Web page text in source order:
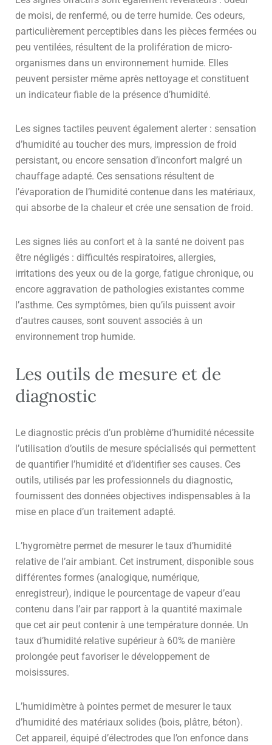
de moisi, de renfermé, ou de terre humide. Ces odeurs,
particulièrement perceptibles dans les pièces fermées ou
peu ventilées, résultent de la prolifération de micro-
organismes dans un environnement humide. Elles
peuvent persister même après nettoyage et constituent
un indicateur fiable de la présence d’humidité.
Les signes tactiles peuvent également alerter : sensation
d’humidité au toucher des murs, impression de froid
persistant, ou encore sensation d’inconfort malgré un
chauffage adapté. Ces sensations résultent de
l’évaporation de l’humidité contenue dans les matériaux,
qui absorbe de la chaleur et crée une sensation de froid.
Les signes liés au confort et à la santé ne doivent pas
être négligés : difficultés respiratoires, allergies,
irritations des yeux ou de la gorge, fatigue chronique, ou
encore aggravation de pathologies existantes comme
l’asthme. Ces symptômes, bien qu’ils puissent avoir
d’autres causes, sont souvent associés à un
environnement trop humide.
Les outils de mesure et de
diagnostic
Le diagnostic précis d’un problème d’humidité nécessite
l’utilisation d’outils de mesure spécialisés qui permettent
de quantifier l’humidité et d’identifier ses causes. Ces
outils, utilisés par les professionnels du diagnostic,
fournissent des données objectives indispensables à la
mise en place d’un traitement adapté.
L’hygromètre permet de mesurer le taux d’humidité
relative de l’air ambiant. Cet instrument, disponible sous
différentes formes (analogique, numérique,
enregistreur), indique le pourcentage de vapeur d’eau
contenu dans l’air par rapport à la quantité maximale
que cet air peut contenir à une température donnée. Un
taux d’humidité relative supérieur à 60% de manière
prolongée peut favoriser le développement de
moisissures.
L’humidimètre à pointes permet de mesurer le taux
d’humidité des matériaux solides (bois, plâtre, béton).
Cet appareil, équipé d’électrodes que l’on enfonce dans